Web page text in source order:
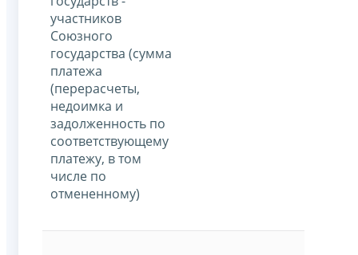
участников
Союзного
государства (сумма
платежа
(перерасчеты,
недоимка и
задолженность по
соответствующему
платежу, в том
числе по
отмененному)